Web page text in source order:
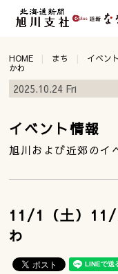
HOME まち イベン
かわ
2025.10.24 Fri
イベント情報
旭川および近郊のイ
11/1（土）11/
わ